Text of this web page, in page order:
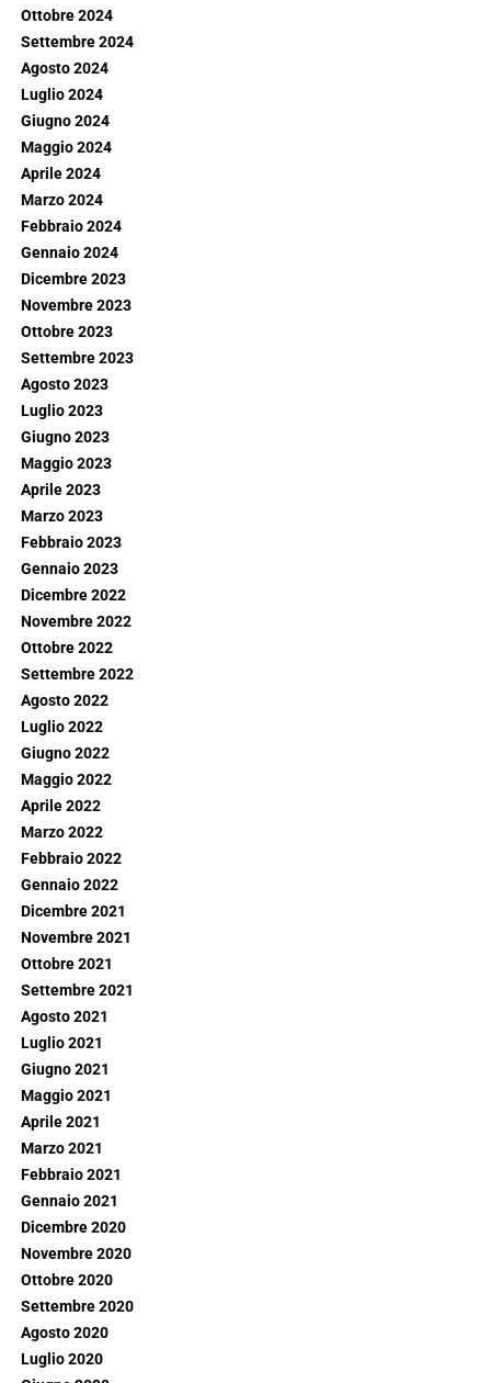
Ottobre 2024
Settembre 2024
Agosto 2024
Luglio 2024
Giugno 2024
Maggio 2024
Aprile 2024
Marzo 2024
Febbraio 2024
Gennaio 2024
Dicembre 2023
Novembre 2023
Ottobre 2023
Settembre 2023
Agosto 2023
Luglio 2023
Giugno 2023
Maggio 2023
Aprile 2023
Marzo 2023
Febbraio 2023
Gennaio 2023
Dicembre 2022
Novembre 2022
Ottobre 2022
Settembre 2022
Agosto 2022
Luglio 2022
Giugno 2022
Maggio 2022
Aprile 2022
Marzo 2022
Febbraio 2022
Gennaio 2022
Dicembre 2021
Novembre 2021
Ottobre 2021
Settembre 2021
Agosto 2021
Luglio 2021
Giugno 2021
Maggio 2021
Aprile 2021
Marzo 2021
Febbraio 2021
Gennaio 2021
Dicembre 2020
Novembre 2020
Ottobre 2020
Settembre 2020
Agosto 2020
Luglio 2020